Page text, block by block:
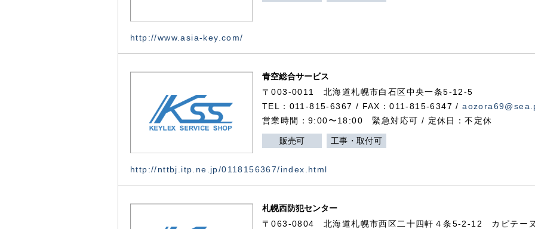
http://www.asia-key.com/
青空総合サービス
〒003-0011 北海道札幌市白石区中央一条5-12-5
TEL：011-815-6367 / FAX：011-815-6347 /
営業時間：9:00〜18:00 緊急対応可 / 定休日：不定休
販売可 工事・取付可
http://nttbj.itp.ne.jp/0118156367/index.html
札幌西防犯センター
〒063-0804 北海道札幌市西区二十四軒４条5-2-12 カピテー